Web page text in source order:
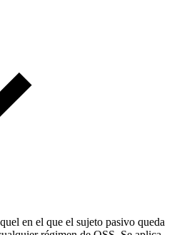
en el que el sujeto pasivo queda